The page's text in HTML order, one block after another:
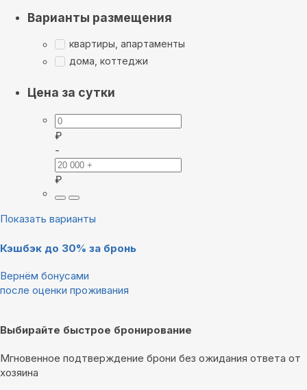
Варианты размещения
квартиры, апартаменты
дома, коттеджи
Цена за сутки
₽
-
₽
Показать варианты
Кэшбэк до 30% за бронь
Вернём бонусами
после оценки проживания
Выбирайте быстрое бронирование
Мгновенное подтверждение брони без ожидания ответа от
хозяина